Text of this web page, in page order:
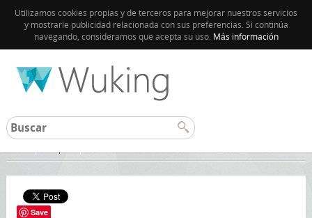
Utilizamos cookies propias y de terceros para mejorar nuestros servicios
y mostrarle publicidad relacionada con sus preferencias. Si continúa
navegando, consideramos que acepta su uso. Más información
Save